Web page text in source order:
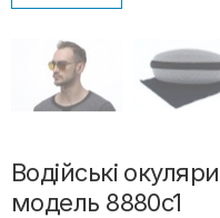
Водійські
модель 8880c1